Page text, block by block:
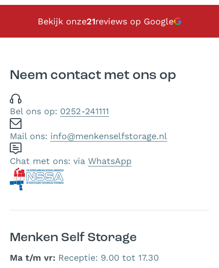
Bekijk onze21reviews op Google
Neem contact met ons op
Bel ons op: 0252-241111
Mail ons: info@menkenselfstorage.nl
Chat met ons: via WhatsApp
Menken Self Storage
Ma t/m vr: Receptie: 9.00 tot 17.30